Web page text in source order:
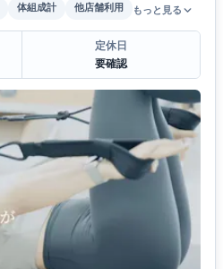
体組成計 他店舗利用 もっと見る
定休日
要確認